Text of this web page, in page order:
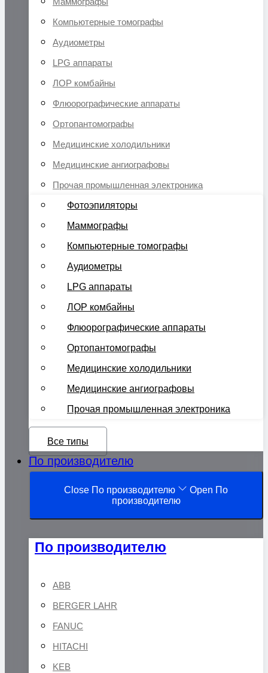
Компьютерные томографы
Аудиометры
LPG аппараты
ЛОР комбайны
Флюорографические аппараты
Ортопантомографы
Медицинские холодильники
Медицинские ангиографовы
Прочая промышленная электроника
Фотоэпиляторы
Маммографы
Компьютерные томографы
Аудиометры
LPG аппараты
ЛОР комбайны
Флюорографические аппараты
Ортопантомографы
Медицинские холодильники
Медицинские ангиографовы
Прочая промышленная электроника
Все типы
По производителю
Close По производителю
Open По
производителю
По производителю
ABB
BERGER LAHR
FANUC
HITACHI
KEB